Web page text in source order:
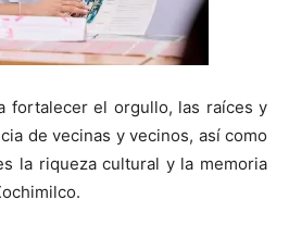
fortalecer el orgullo, las raíces y
de vecinas y vecinos, así como
la riqueza cultural y la memoria